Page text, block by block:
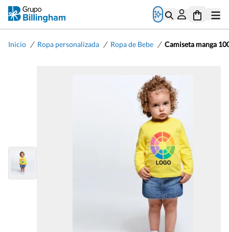
Inicio / Ropa personalizada / Ropa de Bebe / Camiseta manga